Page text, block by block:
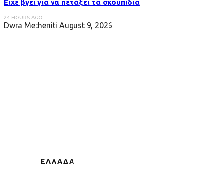
Είχε βγει για να πετάξει τα σκουπίδια
24 HOURS AGO
Dwra Metheniti August 9, 2026
ΕΛΛΑΔΑ